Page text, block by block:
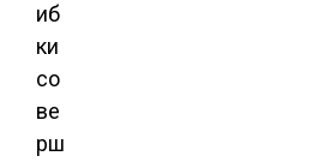
иб
ки
со
ве
рш